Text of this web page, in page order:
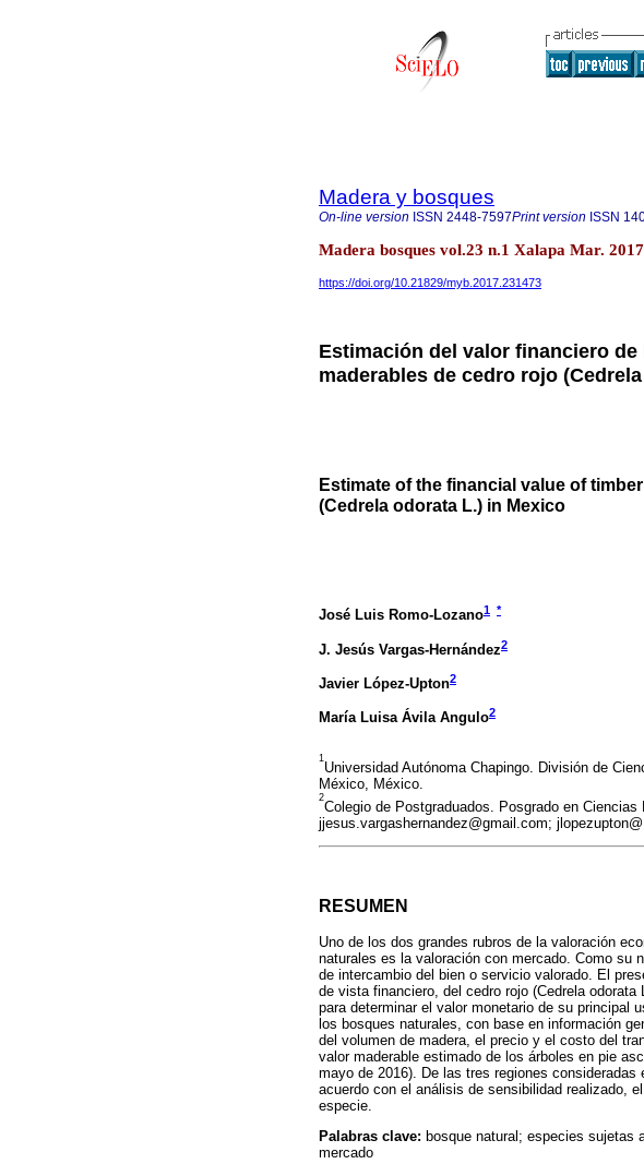
Madera y bosques
On-line version ISSN 2448-7597Print version ISSN
Madera bosques vol.23 n.1 Xalapa Mar. 2017
https://doi.org/10.21829/myb.2017.231473
Estimación del valor financiero
maderables de cedro rojo
Estimate of the financial value of
(Cedrela odorata L.) in Mexico
José Luis Romo-Lozano1 *
J. Jesús Vargas-Hernández2
Javier López-Upton2
María Luisa Ávila Angulo2
1
Universidad Autónoma Chapingo. División de
México, México.
2
Colegio de Postgraduados. Posgrado en
jjesus.vargashernandez@gmail.com;
RESUMEN
Uno de los dos grandes rubros de la valoración
naturales es la valoración con mercado. Como su
de intercambio del bien o servicio valorado. El
de vista financiero, del cedro rojo (Cedrela
para determinar el valor monetario de su principal
los bosques naturales, con base en información
del volumen de madera, el precio y el costo del
valor maderable estimado de los árboles en pie
mayo de 2016). De las tres regiones
acuerdo con el análisis de sensibilidad realizado,
especie.
Palabras clave: bosque natural; especies sujetas
mercado